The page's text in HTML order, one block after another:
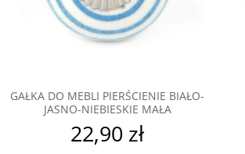
GAŁKA DO MEBLI PIERŚCIENIE BIAŁO-
JASNO-NIEBIESKIE MAŁA
22,90 zł